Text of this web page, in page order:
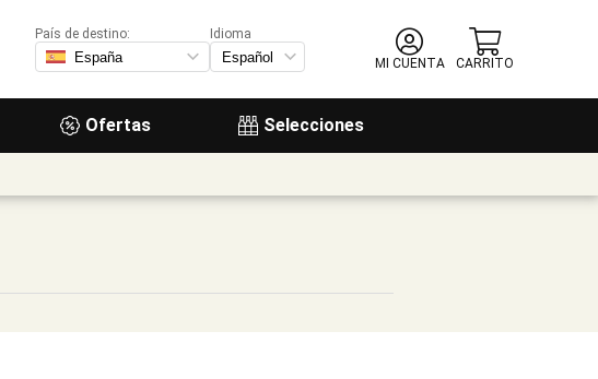
Ofertas Selecciones
País de destino:
Idioma
MI CUENTA
CARRITO